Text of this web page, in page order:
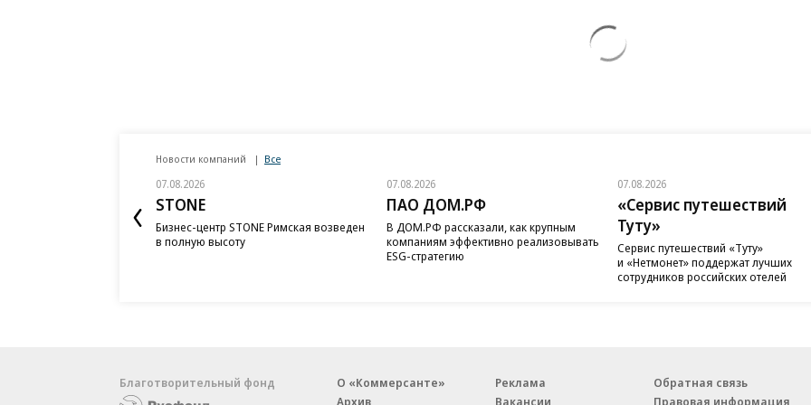
Новости компаний Все
07.08.2026
STONE
Бизнес-центр STONE Римская возведен
в полную высоту
07.08.2026
ПАО ДОМ.РФ
В ДОМ.РФ рассказали, как крупным
компаниям эффективно реализовывать
ESG-стратегию
07.08.2026
«Сервис путешествий
Туту»
Сервис путешествий «Туту»
и «Нетмонет» поддержат лучших
сотрудников российских отелей
Благотворительный фонд
О «Коммерсанте»
Архив
Реклама
Вакансии
Обратная связь
Правовая информация